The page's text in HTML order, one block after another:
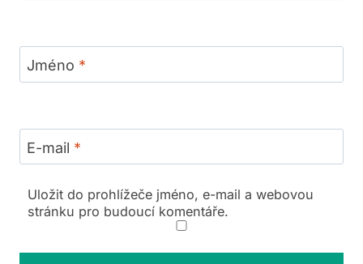
Jméno *
E-mail *
Uložit do prohlížeče jméno, e-mail a webovou
stránku pro budoucí komentáře.